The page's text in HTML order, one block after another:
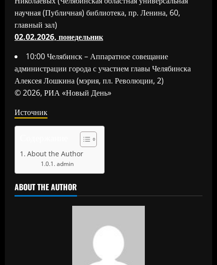
научная (Публичная) библиотека, пр. Ленина, 60,
главный зал)
02.02.2026, понедельник
10:00 Челябинск – Аппаратное совещание
администрации города с участием главы Челябинска
Алексея Лошкина (мэрия, пл. Революции, 2)
© 2026, РИА «Новый День»
Источник
About the Author
admin
ABOUT THE AUTHOR